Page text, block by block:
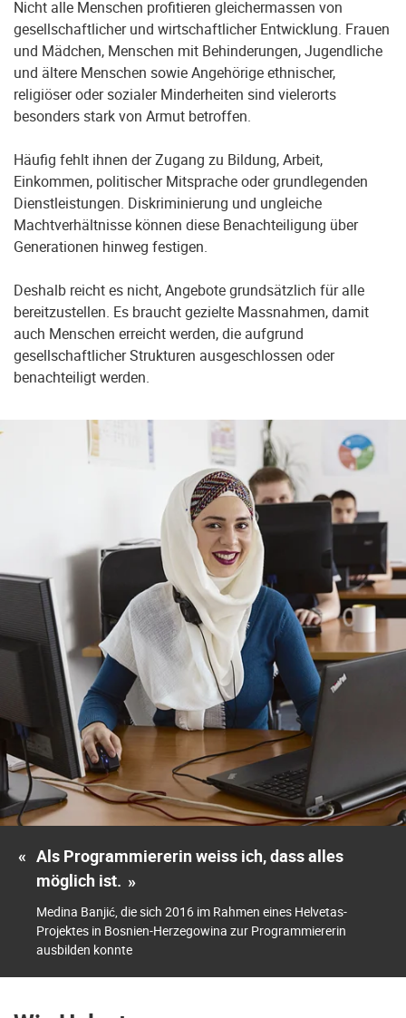
Nicht alle Menschen profitieren gleichermassen von
gesellschaftlicher und wirtschaftlicher Entwicklung. Frauen
und Mädchen, Menschen mit Behinderungen, Jugendliche
und ältere Menschen sowie Angehörige ethnischer,
religiöser oder sozialer Minderheiten sind vielerorts
besonders stark von Armut betroffen.
Häufig fehlt ihnen der Zugang zu Bildung, Arbeit,
Einkommen, politischer Mitsprache oder grundlegenden
Dienstleistungen. Diskriminierung und ungleiche
Machtverhältnisse können diese Benachteiligung über
Generationen hinweg festigen.
Deshalb reicht es nicht, Angebote grundsätzlich für alle
bereitzustellen. Es braucht gezielte Massnahmen, damit
auch Menschen erreicht werden, die aufgrund
gesellschaftlicher Strukturen ausgeschlossen oder
benachteiligt werden.
« Als Programmiererin weiss ich, dass alles
möglich ist. »
Medina Banjić, die sich 2016 im Rahmen eines Helvetas-
Projektes in Bosnien-Herzegowina zur Programmiererin
ausbilden konnte